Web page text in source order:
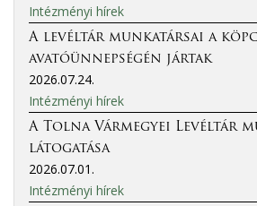
Intézményi hírek
A levéltár munkatársai a
avatóünnepségén jártak
2026.07.24.
Intézményi hírek
A Tolna Vármegyei Levéltár
látogatása
2026.07.01.
Intézményi hírek